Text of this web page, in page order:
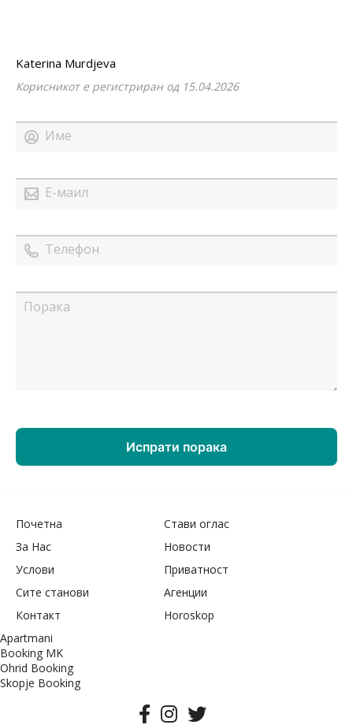
Katerina Murdjeva
Корисникот е регистриран од 15.04.2026
Почетна
Стави оглас
За Нас
Новости
Услови
Приватност
Сите станови
Агенции
Контакт
Horoskop
Apartmani
Booking MK
Ohrid Booking
Skopje Booking